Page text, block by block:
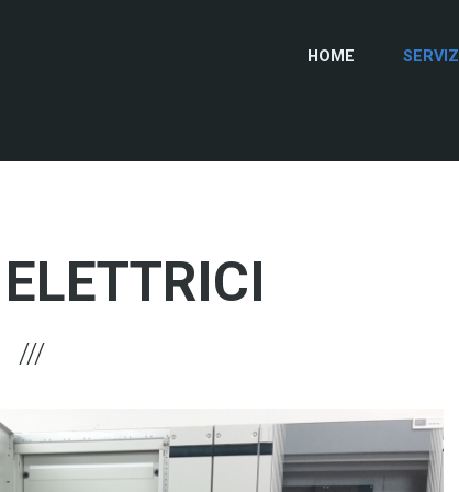
HOME SERVIZI